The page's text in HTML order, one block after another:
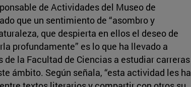
de Actividades del Museo de
que un sentimiento de “asombro y
que despierta en ellos el deseo de
profundamente” es lo que ha llevado a
de la Facultad de Ciencias a estudiar carreras
ámbito. Según señala, “esta actividad les ha